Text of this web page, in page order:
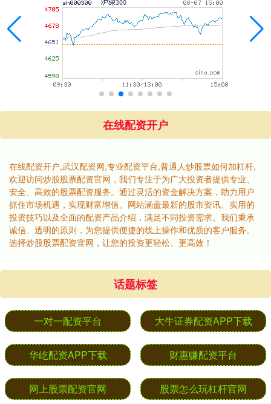
在线配资开户
在线配资开户,武汉配资网,专业配资平台,普通人炒股票如何加杠杆,
欢迎访问炒股股票配资官网，我们专注于为广大投资者提供专业、
安全、高效的股票配资服务。通过灵活的资金解决方案，助力用户
抓住市场机遇，实现财富增值。网站涵盖最新的股市资讯、实用的
投资技巧以及全面的配资产品介绍，满足不同投资需求。我们秉承
诚信、透明的原则，为您提供便捷的线上操作和优质的客户服务。
选择炒股股票配资官网，让您的投资更轻松、更高效！
话题标签
一对一配资平台 大牛证券配资APP下载
华屹配资APP下载 财惠赚配资平台
网上股票配资官网 股票怎么玩杠杆官网